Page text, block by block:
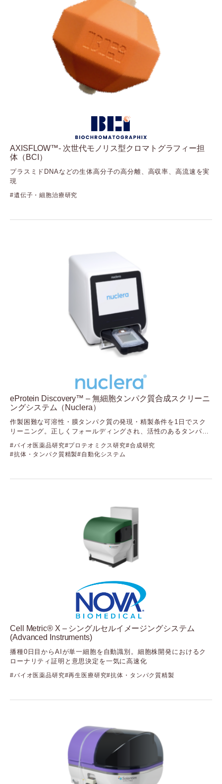
AXISFLOW™- 次世代モノリス型クロマトグラフィー担
体（BCI）
プラスミドDNAなどの生体高分子の高分離、高収率、高流速を実
現
遺伝子・細胞治療研究
eProtein Discovery™ – 無細胞タンパク質合成スクリーニ
ングシステム（Nuclera）
作製困難な可溶性・膜タンパク質の発現・精製条件を1日でスク
リーニング。正しくフォールディングされ、活性のあるタンパク
質をスピーディーに取得可能に
バイオ医薬品研究 プロテオミクス研究
合成研究
抗体・タンパク質精製
自動化システム
Cell Metric® X – シングルセルイメージングシステム
(Advanced Instruments)
播種0日目からAIが単一細胞を自動識別。細胞株開発におけるク
ローナリティ証明と意思決定を一気に高速化
バイオ医薬品研究 再生医療研究 抗体・タンパク質精製
GenScript
（ジェンスクリプト）
GlycoSeLect
（グライコセレクト）
（ケリー）
Langen Biomed
（ランゲンバイオメド）
（ノバ・バイオメディカル：Solentim・Advanced
Instruments・Artel）
Nuclera
（ヌクレラ）
（オー・エヌ・アイ）
（シンセゴ）
Targeted Bioscience
（ターゲッティドバイオサイエンス）
（ビューワークス）
（ビジオファーム）
XanTec bioanalytics
（ザンテックバイオアナリティクス）